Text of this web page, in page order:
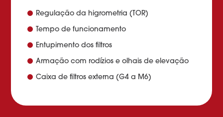
Regulação da higrometria (TOR)
Tempo de funcionamento
Entupimento dos filtros
Armação com rodízios e olhais de elevação
Caixa de filtros externa (G4 a M6)